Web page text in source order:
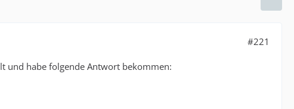
#221
und habe folgende Antwort bekommen: